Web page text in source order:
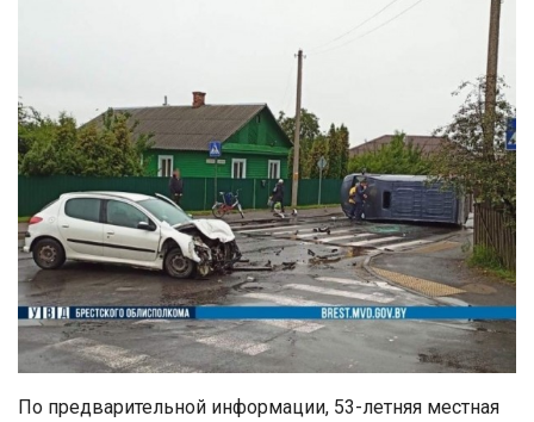
По предварительной информации, 53-летняя местная